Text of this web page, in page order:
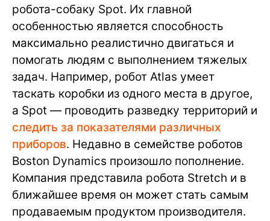
робота-собаку Spot. Их главной
особенностью является способность
максимально реалистично двигаться и
помогать людям с выполнением тяжелых
задач. Например, робот Atlas умеет
таскать коробки из одного места в другое,
а Spot — проводить разведку территорий и
следить за показателями различных
приборов. Недавно в семействе роботов
Boston Dynamics произошло пополнение.
Компания представила робота Stretch и в
ближайшее время он может стать самым
продаваемым продуктом производителя.